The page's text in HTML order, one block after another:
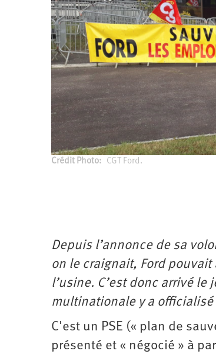
Commerce
Hôpitaux
SNCF
Services
publics
Féminisme
LGBTI
Éducation
Santé
Vidéos
Dans
mon
département
du
Crédit Photo CGT Ford.
Depuis l’annonce de sa
on le craignait, Ford
l’usine. C’est donc arrivé
multinationale y a officialisé
C'est un PSE (« plan de
présenté et « négocié » à